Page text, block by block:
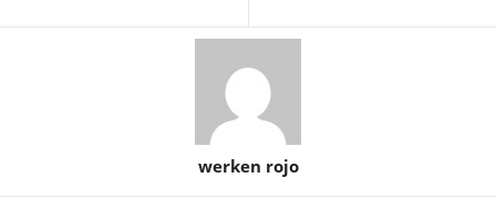
werken rojo